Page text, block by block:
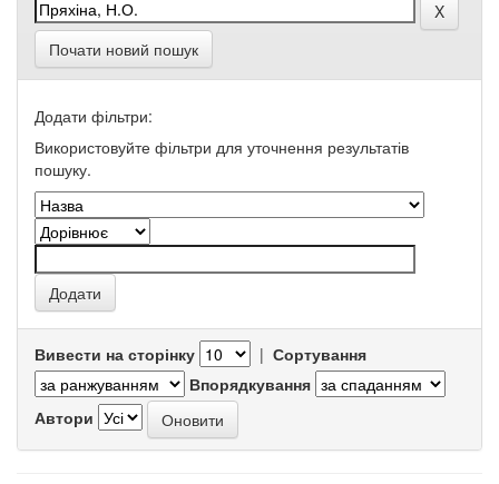
Почати новий пошук
Додати фільтри:
Використовуйте фільтри для уточнення результатів
пошуку.
Вивести на сторінку | Сортування
Впорядкування
Автори